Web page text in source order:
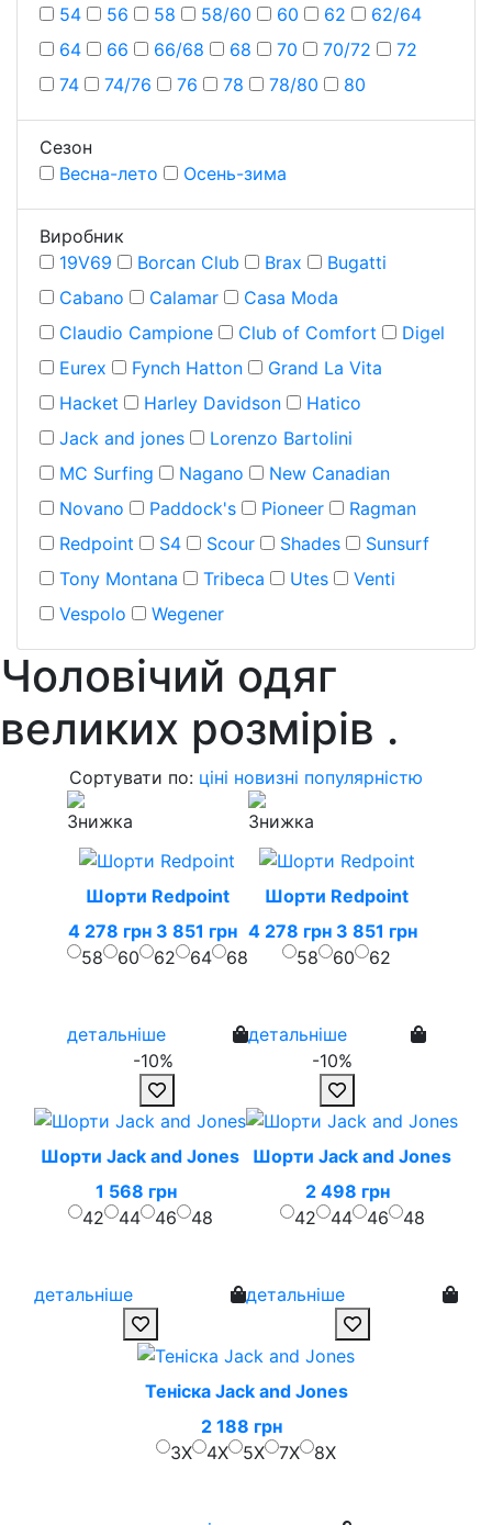
54
56 58 58/60 60 62
62/64
64
66 66/68 68 70 70/72
72
74
74/76 76 78 78/80 80
Сезон
Весна-лето
Осень-зима
Виробник
19V69
Borcan Club Brax
Bugatti
Cabano
Calamar
Casa Moda
Claudio Campione
Club of Comfort
Digel
Eurex
Fynch Hatton
Grand La Vita
Hacket
Harley Davidson
Hatico
Jack and jones
Lorenzo Bartolini
MC Surfing
Nagano
New Canadian
Novano
Paddock's Pioneer
Ragman
Redpoint
S4 Scour Shades
Sunsurf
Tony Montana
Tribeca Utes
Venti
Vespolo
Wegener
Чоловічий одяг
великих розмірів .
Сортувати по: ціні новизні популярністю
Шорти Redpoint
4 278 грн 3 851 грн
58
60 62 64 68
детальніше
-10%
Шорти Redpoint
4 278 грн 3 851 грн
58
60 62
детальніше
-10%
Шорти Jack and Jones
1 568 грн
42
44 46 48
детальніше
Шорти Jack and Jones
2 498 грн
42
44 46 48
детальніше
Теніска Jack and Jones
2 188 грн
3X
4X 5X 7X 8X